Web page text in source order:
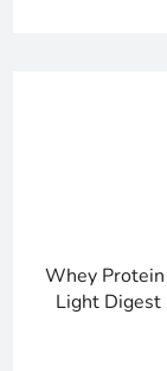
Whey
Light Digest